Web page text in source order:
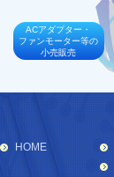
ACアダプター・
ファンモーター等の
小売販売
HOME